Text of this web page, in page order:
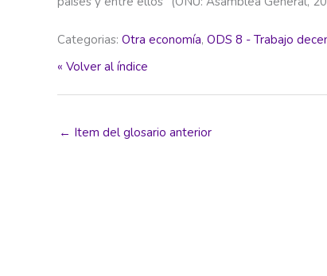
Categorias: Otra economía, ODS 8 - Trabajo
« Volver al índice
← Item del glosario anterior